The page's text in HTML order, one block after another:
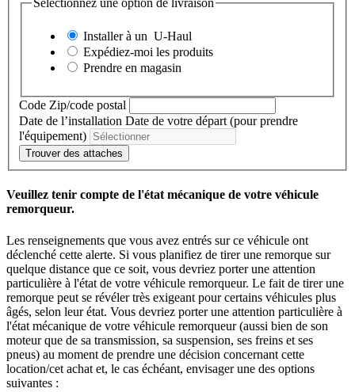
Sélectionnez une option de livraison
Installer à un U-Haul
Expédiez-moi les produits
Prendre en magasin
Code Zip/code postal
Date de l’installation Date de votre départ (pour prendre
l'équipement)
Trouver des attaches
Veuillez tenir compte de l'état mécanique de votre véhicule
remorqueur.
Les renseignements que vous avez entrés sur ce véhicule ont
déclenché cette alerte. Si vous planifiez de tirer une remorque sur
quelque distance que ce soit, vous devriez porter une attention
particulière à l'état de votre véhicule remorqueur. Le fait de tirer une
remorque peut se révéler très exigeant pour certains véhicules plus
âgés, selon leur état. Vous devriez porter une attention particulière à
l'état mécanique de votre véhicule remorqueur (aussi bien de son
moteur que de sa transmission, sa suspension, ses freins et ses
pneus) au moment de prendre une décision concernant cette
location/cet achat et, le cas échéant, envisager une des options
suivantes :